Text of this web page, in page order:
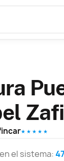
★ ★ ★ ★ ★
el sistema: